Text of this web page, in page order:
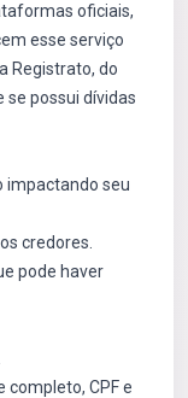
oficiais,
esse serviço
Registrato, do
se possui dívidas
impactando seu
credores.
pode haver
completo, CPF e